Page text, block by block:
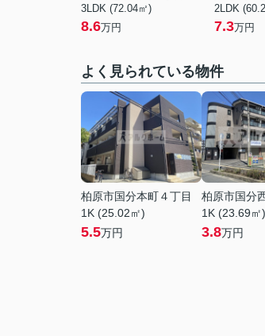
3LDK (72.04㎡)
8.6万円
2LDK
7.3万円
よく見られている物件
柏原市国分本町４丁目
1K (25.02㎡)
5.5万円
柏原市国分
1K (23.69㎡)
3.8万円